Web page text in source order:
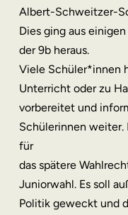
Albert-Schweitzer-
Dies ging aus
der 9b heraus.
Viele Schüler*innen
Unterricht oder zu
vorbereitet und
Schülerinnen weiter.
für
das spätere
Juniorwahl. Es soll
Politik geweckt und